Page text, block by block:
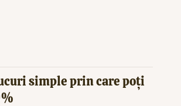
simple prin care poți